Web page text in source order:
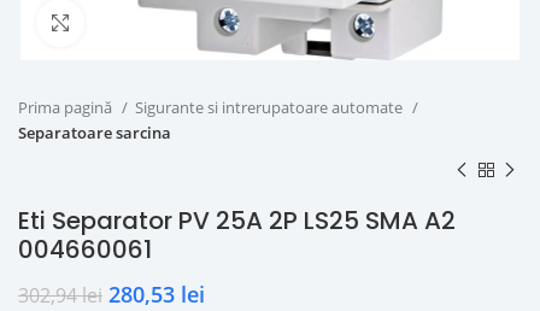
Prima pagină
Sigurante si intrerupatoare automate
Separatoare sarcina
Eti Separator PV 25A 2P LS25 SMA A2
004660061
302,94lei 280,53 lei